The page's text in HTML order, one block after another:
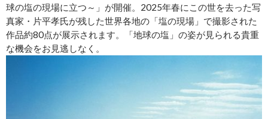
球の塩の現場に立つ～」が開催。2025年春にこの世を去った写
真家・片平孝氏が残した世界各地の「塩の現場」で撮影された
作品約80点が展示されます。「地球の塩」の姿が見られる貴重
な機会をお見逃しなく。